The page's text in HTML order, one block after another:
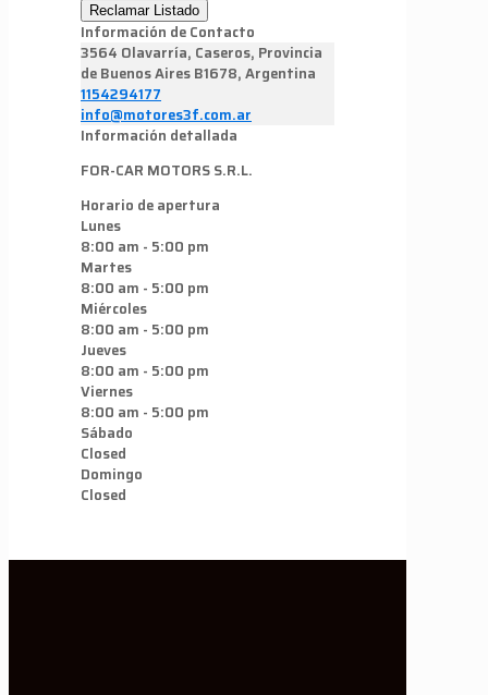
Reclamar Listado
Información de Contacto
3564 Olavarría, Caseros, Provincia
de Buenos Aires B1678, Argentina
1154294177
info@motores3f.com.ar
Información detallada
FOR-CAR MOTORS S.R.L.
Horario de apertura
Lunes
8:00 am - 5:00 pm
Martes
8:00 am - 5:00 pm
Miércoles
8:00 am - 5:00 pm
Jueves
8:00 am - 5:00 pm
Viernes
8:00 am - 5:00 pm
Sábado
Closed
Domingo
Closed